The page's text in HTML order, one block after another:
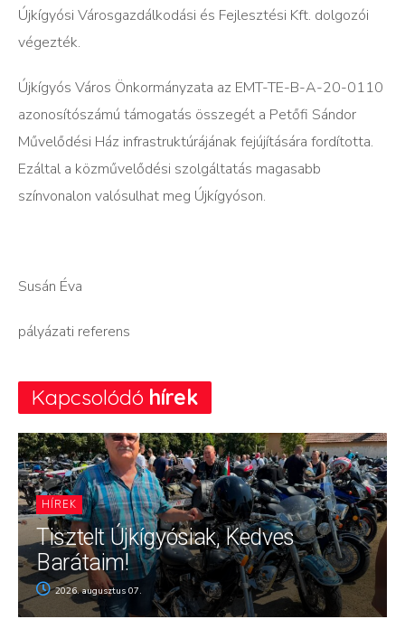
Újkígyósi Városgazdálkodási és Fejlesztési Kft. dolgozói
végezték.
Újkígyós Város Önkormányzata az EMT-TE-B-A-20-0110
azonosítószámú támogatás összegét a Petőfi Sándor
Művelődési Ház infrastruktúrájának fejújítására fordította.
Ezáltal a közművelődési szolgáltatás magasabb
színvonalon valósulhat meg Újkígyóson.
Susán Éva
pályázati referens
Kapcsolódó hírek
HÍREK
Tisztelt Újkígyósiak, Kedves
Barátaim!
2026. augusztus 07.